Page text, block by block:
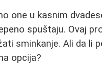
one u kasnim
spuštaju. Ovaj
sminkanje. Ali da li
opcija?